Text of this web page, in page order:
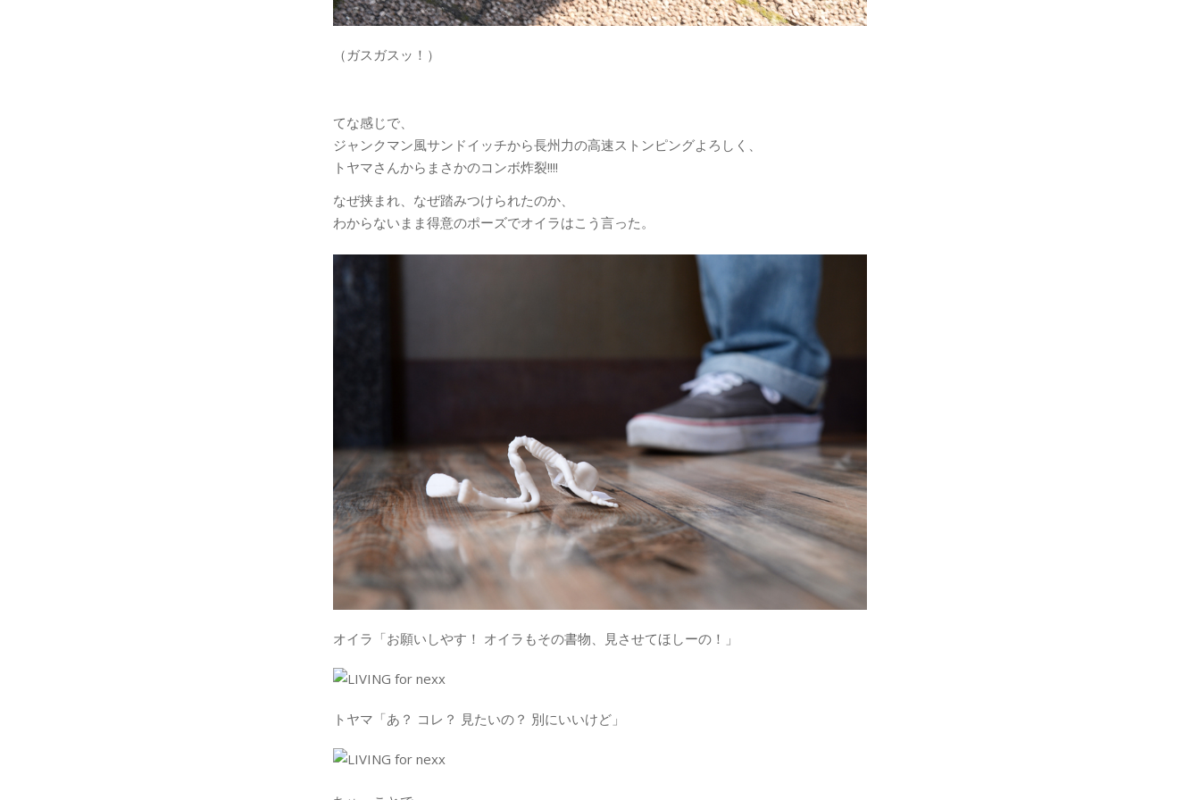
（ガスガスッ！）
てな感じで、
ジャンクマン風サンドイッチから長州力の高速ストンピングよろしく、
トヤマさんからまさかのコンボ炸裂!!!!
なぜ挟まれ、なぜ踏みつけられたのか、
わからないまま得意のポーズでオイラはこう言った。
オイラ「お願いしやす！ オイラもその書物、見させてほしーの！」
トヤマ「あ？ コレ？ 見たいの？ 別にいいけど」